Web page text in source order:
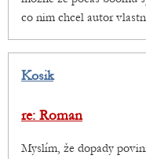
co nim chcel autor
Kosik
re: Roman
Myslím, že dopady